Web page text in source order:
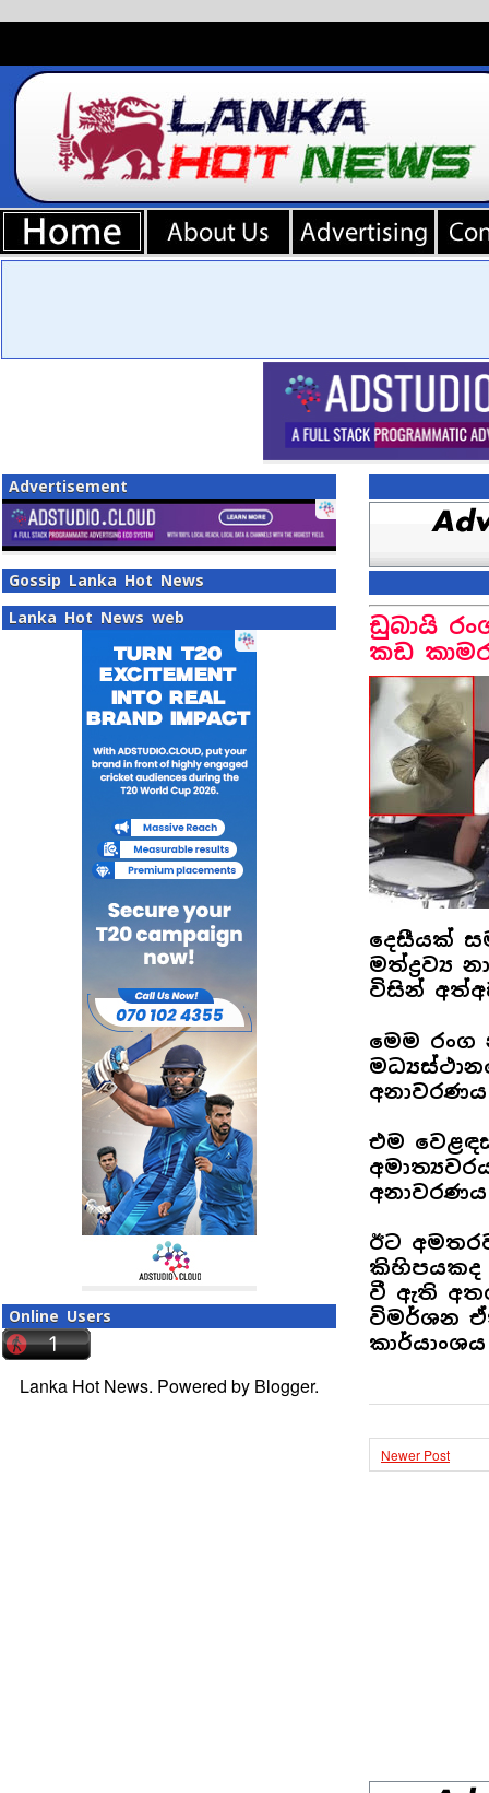
Advertisement
Gossip Lanka Hot News
Lanka Hot News web
Online Users
Lanka Hot News. Powered by Blogger.
ඩුබායි
කඩ
දෙසීයක්
මත්ද්‍රව්‍ය
විසින්
මෙම රංග
එම
ඊට
කිහිපයකද
වී ඇති
විමර්ශන
Newer Post